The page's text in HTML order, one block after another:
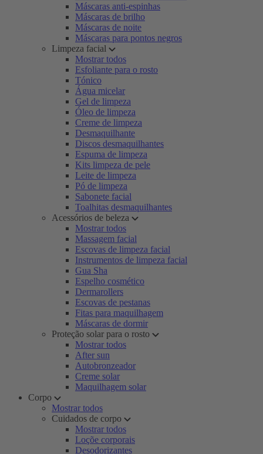
Máscaras anti-espinhas
Máscaras de brilho
Máscaras de noite
Máscaras para pontos negros
Limpeza facial
Mostrar todos
Esfoliante para o rosto
Tónico
Água micelar
Gel de limpeza
Óleo de limpeza
Creme de limpeza
Desmaquilhante
Discos desmaquilhantes
Espuma de limpeza
Kits limpeza de pele
Leite de limpeza
Pó de limpeza
Sabonete facial
Toalhitas desmaquilhantes
Acessórios de beleza
Mostrar todos
Massagem facial
Escovas de limpeza facial
Instrumentos de limpeza facial
Gua Sha
Espelho cosmético
Dermarollers
Escovas de pestanas
Fitas para maquilhagem
Máscaras de dormir
Proteção solar para o rosto
Mostrar todos
After sun
Autobronzeador
Creme solar
Maquilhagem solar
Corpo
Mostrar todos
Cuidados de corpo
Mostrar todos
Loçõe corporais
Desodorizantes